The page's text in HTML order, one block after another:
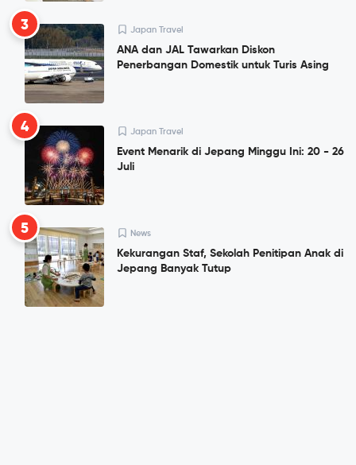
3 Japan Travel
ANA dan JAL Tawarkan Diskon
Penerbangan Domestik untuk Turis Asing
4 Japan Travel
Event Menarik di Jepang Minggu Ini: 20 - 26
Juli
5 News
Kekurangan Staf, Sekolah Penitipan Anak di
Jepang Banyak Tutup